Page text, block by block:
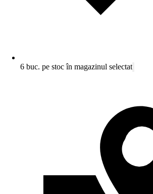
6 buc. pe stoc în magazinul selectat